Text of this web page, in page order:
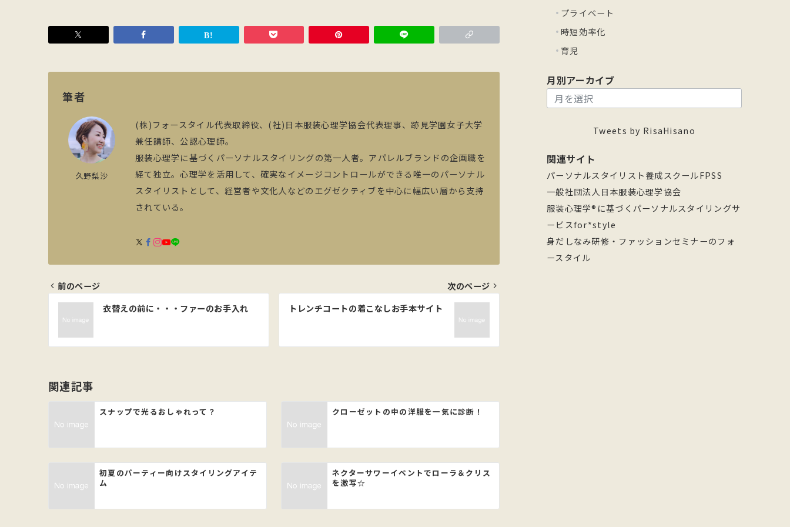
筆者
久野梨沙
(株)フォースタイル代表取締役、(社)日本服装心理学協会代表理事、跡見学園女子大学
兼任講師、公認心理師。
服装心理学に基づくパーソナルスタイリングの第一人者。アパレルブランドの企画職を
経て独立。心理学を活用して、確実なイメージコントロールができる唯一のパーソナル
スタイリストとして、経営者や文化人などのエグゼクティブを中心に幅広い層から支持
されている。
投
ビ
ー
前のページ
衣替えの前に・・・ファーのお手入れ
次のページ
トレンチコートの着こなしお手本サイト
関連記事
スナップで光るおしゃれって？ クローゼットの中の洋服を一気に診断！
初夏のパーティー向けスタイリングアイテ
ム
ネクターサワーイベントでローラ＆クリス
を激写☆
プライベート
時短効率化
育児
月別アーカイブ
カ
イ
ブ
Tweets by RisaHisano
関連サイト
パーソナルスタイリスト養成スクールFPSS
一般社団法人日本服装心理学協会
服装心理学®に基づくパーソナルスタイリングサ
ービスfor*style
身だしなみ研修・ファッションセミナーのフォ
ースタイル